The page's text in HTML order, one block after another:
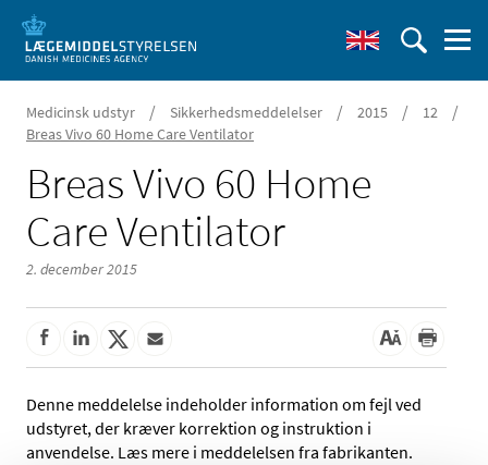
Medicinsk udstyr / Sikkerhedsmeddelelser / 2015 / 12 /
Breas Vivo 60 Home Care Ventilator
Breas Vivo 60 Home
Care Ventilator
2. december 2015
Denne meddelelse indeholder information om fejl ved
udstyret, der kræver korrektion og instruktion i
anvendelse. Læs mere i meddelelsen fra fabrikanten.